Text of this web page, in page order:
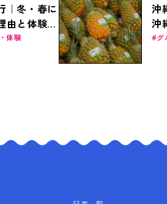
｜冬・春に
由と体験プ
ァミリー
体験
沖
沖
スグ